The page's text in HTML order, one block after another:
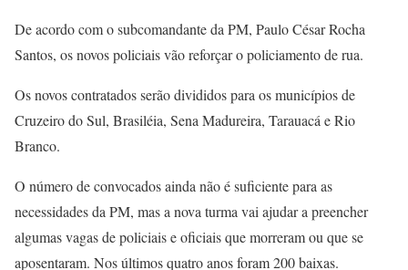
De acordo com o subcomandante da PM, Paulo César Rocha
Santos, os novos policiais vão reforçar o policiamento de rua.
Os novos contratados serão divididos para os municípios de
Cruzeiro do Sul, Brasiléia, Sena Madureira, Tarauacá e Rio
Branco.
O número de convocados ainda não é suficiente para as
necessidades da PM, mas a nova turma vai ajudar a preencher
algumas vagas de policiais e oficiais que morreram ou que se
aposentaram. Nos últimos quatro anos foram 200 baixas.